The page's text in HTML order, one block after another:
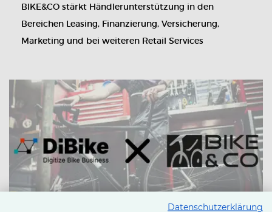
BIKE&CO stärkt Händlerunterstützung in den
Bereichen Leasing, Finanzierung, Versicherung,
Marketing und bei weiteren Retail Services
Datenschutzerklärung